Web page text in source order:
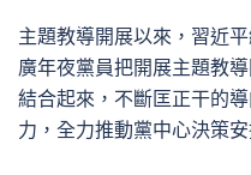
主題教導開展以來，習近
廣年夜黨員把開展主題教
結合起來，不斷匡正干的
力，全力推動黨中心決策